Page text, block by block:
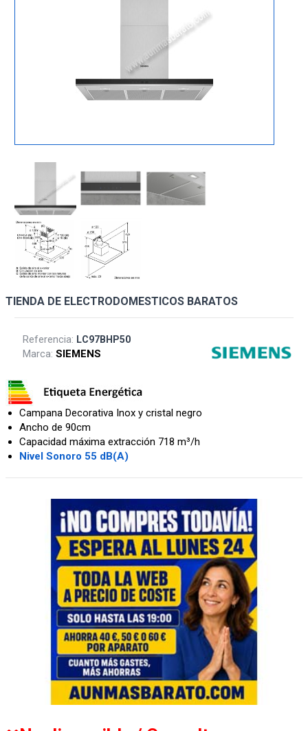
TIENDA DE ELECTRODOMESTICOS BARATOS
Referencia: LC97BHP50
Marca:SIEMENS
Campana Decorativa Inox y cristal negro
Ancho de 90cm
Capacidad máxima extracción 718 m³/h
Nivel Sonoro 55 dB(A)